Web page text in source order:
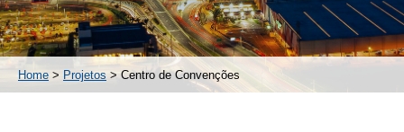
Home > Projetos > Centro de Convenções